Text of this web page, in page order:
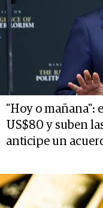
"Hoy o mañana":
US$80 y suben
anticipe un